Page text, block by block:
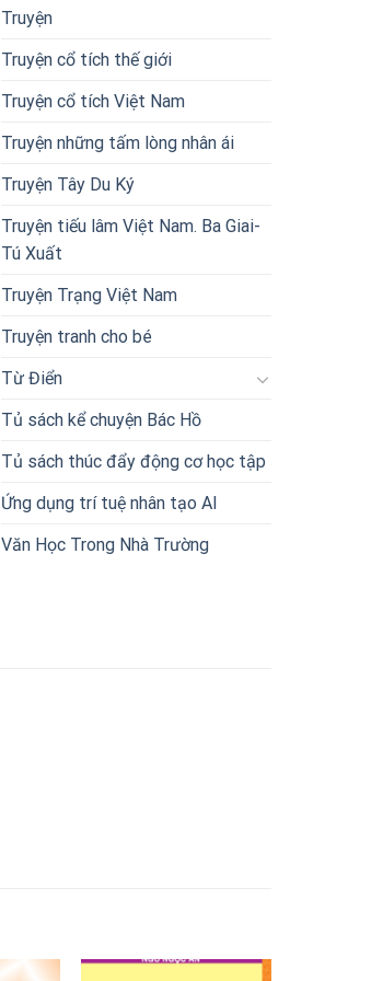
Truyện
Truyện cổ tích thế giới
Truyện cổ tích Việt Nam
Truyện những tấm lòng nhân ái
Truyện Tây Du Ký
Truyện tiếu lâm Việt Nam. Ba Giai-
Tú Xuất
Truyện Trạng Việt Nam
Truyện tranh cho bé
Từ Điển
Tủ sách kể chuyện Bác Hồ
Tủ sách thúc đẩy động cơ học tập
Ứng dụng trí tuệ nhân tạo AI
Văn Học Trong Nhà Trường